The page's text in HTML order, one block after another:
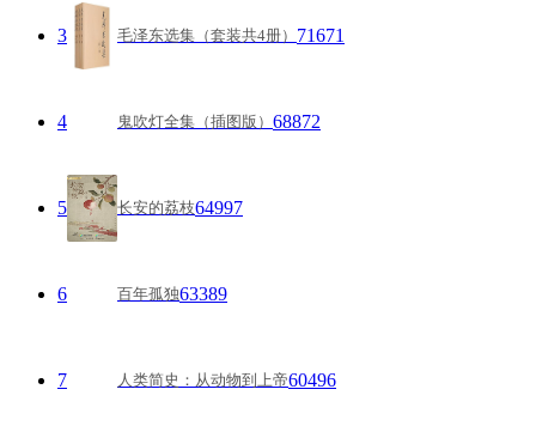
3 毛泽东选集（套装共4册） 71671
4 鬼吹灯全集（插图版） 68872
5 长安的荔枝64997
6 百年孤独63389
7 人类简史：从动物到上帝60496